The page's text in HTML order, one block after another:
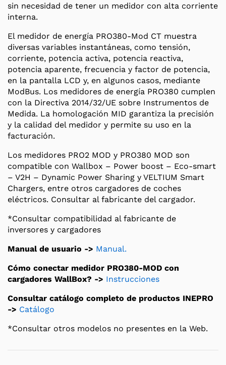
sin necesidad de tener un medidor con alta corriente
interna.
El medidor de energía PRO380-Mod CT muestra
diversas variables instantáneas, como tensión,
corriente, potencia activa, potencia reactiva,
potencia aparente, frecuencia y factor de potencia,
en la pantalla LCD y, en algunos casos, mediante
ModBus. Los medidores de energía PRO380 cumplen
con la Directiva 2014/32/UE sobre Instrumentos de
Medida. La homologación MID garantiza la precisión
y la calidad del medidor y permite su uso en la
facturación.
Los medidores PRO2 MOD y PRO380 MOD son
compatible con Wallbox – Power boost – Eco-smart
– V2H – Dynamic Power Sharing y VELTIUM Smart
Chargers, entre otros cargadores de coches
eléctricos. Consultar al fabricante del cargador.
*Consultar compatibilidad al fabricante de
inversores y cargadores
Manual de usuario -> Manual.
Cómo conectar medidor PRO380-MOD con
cargadores WallBox? -> Instrucciones
Consultar catálogo completo de productos INEPRO
-> Catálogo
*Consultar otros modelos no presentes en la Web.